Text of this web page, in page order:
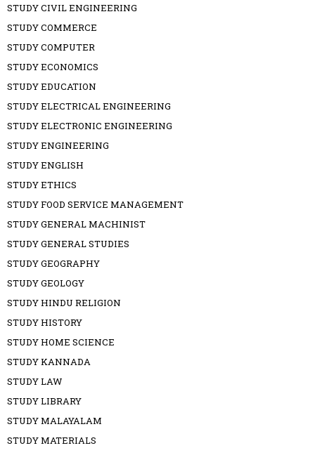
STUDY CIVIL ENGINEERING
STUDY COMMERCE
STUDY COMPUTER
STUDY ECONOMICS
STUDY EDUCATION
STUDY ELECTRICAL ENGINEERING
STUDY ELECTRONIC ENGINEERING
STUDY ENGINEERING
STUDY ENGLISH
STUDY ETHICS
STUDY FOOD SERVICE MANAGEMENT
STUDY GENERAL MACHINIST
STUDY GENERAL STUDIES
STUDY GEOGRAPHY
STUDY GEOLOGY
STUDY HINDU RELIGION
STUDY HISTORY
STUDY HOME SCIENCE
STUDY KANNADA
STUDY LAW
STUDY LIBRARY
STUDY MALAYALAM
STUDY MATERIALS